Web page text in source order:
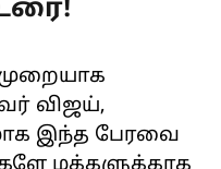
விஜய்,
இந்த பேரவை